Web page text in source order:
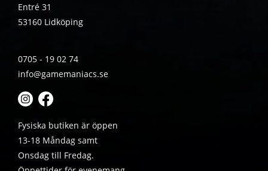
Entré 31
53160 Lidköping
0705 - 19 02 74
info@gamemaniacs.se
Fysiska butiken är öppen
13-18 Måndag samt
Onsdag till Fredag.